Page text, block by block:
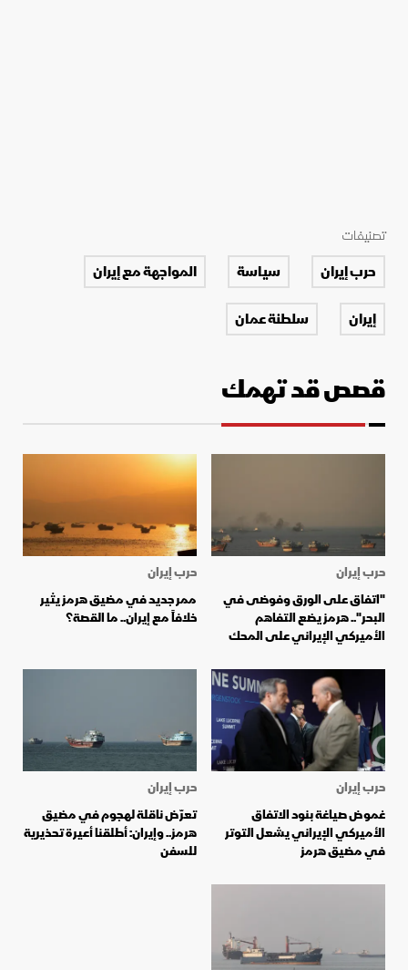
تصنيفات
حرب إيران سياسة
المواجهة مع إيران
إيران
سلطنة عمان
قصص قد تهمك
حرب إيران
"اتفاق على الورق وفوضى في
البحر".. هرمز يضع التفاهم
الأميركي الإيراني على المحك
حرب إيران
ممر جديد في مضيق هرمز يثير
خلافاً مع إيران.. ما القصة؟
حرب إيران
غموض صياغة بنود الاتفاق
الأميركي الإيراني يشعل التوتر
في مضيق هرمز
حرب إيران
تعرّض ناقلة لهجوم في مضيق
هرمز.. وإيران: أطلقنا أعيرة تحذيرية
للسفن